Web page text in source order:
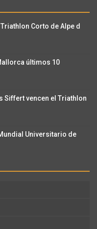
Corto de Alpe d
últimos 10
Siffert vencen el Triathlon
Universitario de